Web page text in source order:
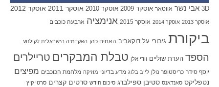
3D אבי נשר אווטאר אוסקר 2009 אוסקר 2010 אוסקר 2011 אוסקר 2012
אוסקר 2013 אוסקר 2014 אוסקר 2015 אנימציה ארבעה כוכבים
ביקורת גיבורי על דוקאביב האחים כהן האקדמיה הישראלית לקולנוע
הספד הערת שוליים וודי אלן טבלת המבקרים טריילרים
יוסף סידר כריסטופר נולן לייב בלוג מדע בדיוני מוזיקה מלחמת הכוכבים מפיצים
נטפליקס סאנדאנס סטיבן ספילברג סיכום חודש סרטים קצרים סרטי קיץ